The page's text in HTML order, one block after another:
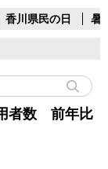
香川県民の日 暑
者数 前年比